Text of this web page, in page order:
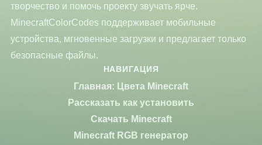
творчество и помочь проекту звучать ярче.
MinecraftColorCodes поддерживает мобильные
устройства, мгновенные загрузки и предлагает только
безопасные файлы.
НАВИГАЦИЯ
Главная: Цвета Minecraft
Рассказать как установить
Скачать Minecraft
Minecraft RGB генератор